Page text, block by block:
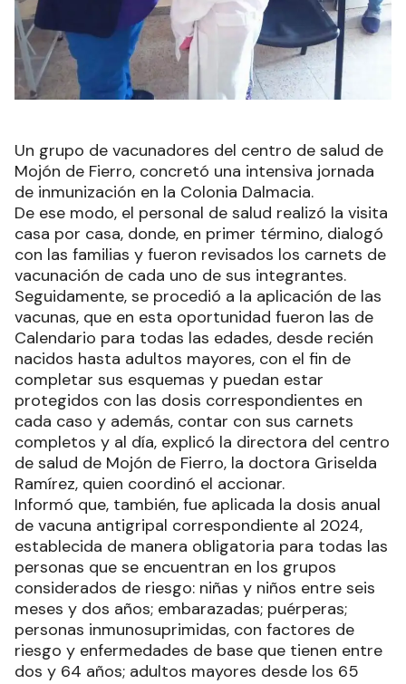
Un grupo de vacunadores del centro de salud de
Mojón de Fierro, concretó una intensiva jornada
de inmunización en la Colonia Dalmacia.
De ese modo, el personal de salud realizó la visita
casa por casa, donde, en primer término, dialogó
con las familias y fueron revisados los carnets de
vacunación de cada uno de sus integrantes.
Seguidamente, se procedió a la aplicación de las
vacunas, que en esta oportunidad fueron las de
Calendario para todas las edades, desde recién
nacidos hasta adultos mayores, con el fin de
completar sus esquemas y puedan estar
protegidos con las dosis correspondientes en
cada caso y además, contar con sus carnets
completos y al día, explicó la directora del centro
de salud de Mojón de Fierro, la doctora Griselda
Ramírez, quien coordinó el accionar.
Informó que, también, fue aplicada la dosis anual
de vacuna antigripal correspondiente al 2024,
establecida de manera obligatoria para todas las
personas que se encuentran en los grupos
considerados de riesgo: niñas y niños entre seis
meses y dos años; embarazadas; puérperas;
personas inmunosuprimidas, con factores de
riesgo y enfermedades de base que tienen entre
dos y 64 años; adultos mayores desde los 65